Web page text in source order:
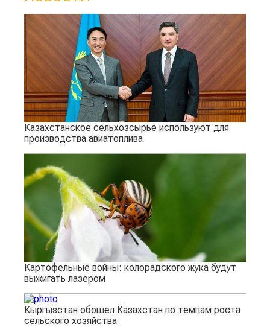
Казахстанское сельхозсырье используют для
производства авиатоплива
Картофельные войны: колорадского жука будут
выжигать лазером
Кыргызстан обошел Казахстан по темпам роста
сельского хозяйства